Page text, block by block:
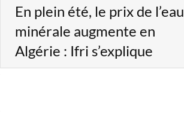
En plein été, le prix de l’eau
minérale augmente en
Algérie : Ifri s’explique